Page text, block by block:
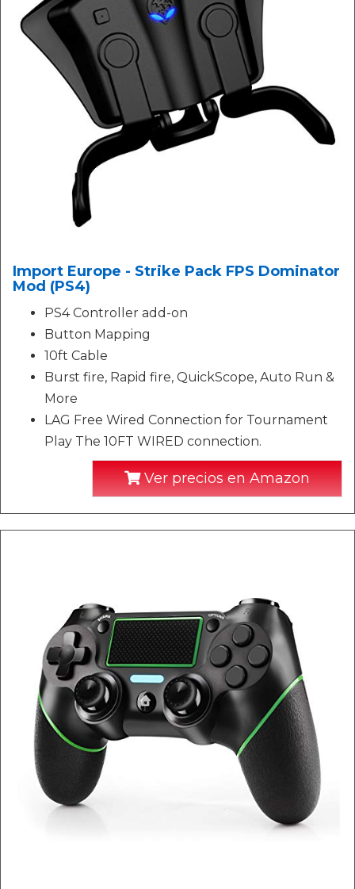
Import Europe - Strike Pack FPS Dominator
Mod (PS4)
PS4 Controller add-on
Button Mapping
10ft Cable
Burst fire, Rapid fire, QuickScope, Auto Run &
More
LAG Free Wired Connection for Tournament
Play The 10FT WIRED connection.
Ver precios en Amazon